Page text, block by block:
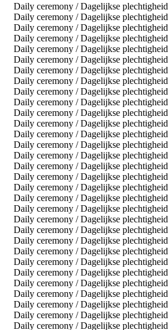
Daily ceremony / Dagelijkse plechtigheid
Daily ceremony / Dagelijkse plechtigheid
Daily ceremony / Dagelijkse plechtigheid
Daily ceremony / Dagelijkse plechtigheid
Daily ceremony / Dagelijkse plechtigheid
Daily ceremony / Dagelijkse plechtigheid
Daily ceremony / Dagelijkse plechtigheid
Daily ceremony / Dagelijkse plechtigheid
Daily ceremony / Dagelijkse plechtigheid
Daily ceremony / Dagelijkse plechtigheid
Daily ceremony / Dagelijkse plechtigheid
Daily ceremony / Dagelijkse plechtigheid
Daily ceremony / Dagelijkse plechtigheid
Daily ceremony / Dagelijkse plechtigheid
Daily ceremony / Dagelijkse plechtigheid
Daily ceremony / Dagelijkse plechtigheid
Daily ceremony / Dagelijkse plechtigheid
Daily ceremony / Dagelijkse plechtigheid
Daily ceremony / Dagelijkse plechtigheid
Daily ceremony / Dagelijkse plechtigheid
Daily ceremony / Dagelijkse plechtigheid
Daily ceremony / Dagelijkse plechtigheid
Daily ceremony / Dagelijkse plechtigheid
Daily ceremony / Dagelijkse plechtigheid
Daily ceremony / Dagelijkse plechtigheid
Daily ceremony / Dagelijkse plechtigheid
Daily ceremony / Dagelijkse plechtigheid
Daily ceremony / Dagelijkse plechtigheid
Daily ceremony / Dagelijkse plechtigheid
Daily ceremony / Dagelijkse plechtigheid
Daily ceremony / Dagelijkse plechtigheid